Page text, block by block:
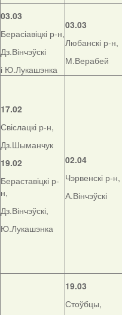
03.03
Берасіавіцкі р-н,
Дз.Вінчэўскі
і Ю.Лукашэнка
03.03
Любанскі р-н,
М.Верабей
17.02
Свіслацкі р-н,
Дз.Шыманчук
19.02
Бераставіцкі р-
н,
Дз.Вінчэўскі,
Ю.Лукашэнка
02.04
Чэрвенскі р-н,
А.Вінчэўскі
19.03
Стоўбцы,